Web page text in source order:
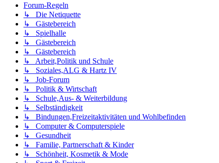
Forum-Regeln
↳ Die Netiquette
↳ Gästebereich
↳ Spielhalle
↳ Gästebereich
↳ Gästebereich
↳ Arbeit,Politik und Schule
↳ Soziales,ALG & Hartz IV
↳ Job-Forum
↳ Politik & Wirtschaft
↳ Schule,Aus- & Weiterbildung
↳ Selbständigkeit
↳ Bindungen,Freizeitaktivitäten und Wohlbefinden
↳ Computer & Computerspiele
↳ Gesundheit
↳ Familie, Partnerschaft & Kinder
↳ Schönheit, Kosmetik & Mode